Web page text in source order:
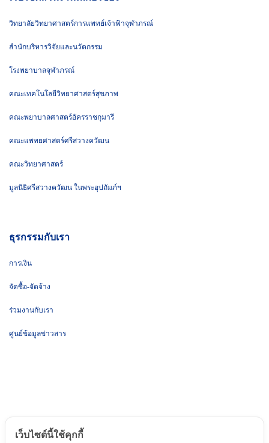
วิทยาลัยวิทยาศาสตร์การแพทย์เจ้าฟ้าจุฬาภรณ์
สำนักบริหารวิจัยและนวัตกรรม
โรงพยาบาลจุฬาภรณ์
คณะเทคโนโลยีวิทยาศาสตร์สุขภาพ
คณะพยาบาลศาสตร์อัครราชกุมารี
คณะแพทยศาสตร์ศรีสวางควัฒน
คณะวิทยาศาสตร์
มูลนิธิศรีสวางควัฒน ในพระอุปถัมภ์ฯ
ธุรกรรมกับเรา
การเงิน
จัดซื้อ-จัดจ้าง
ร่วมงานกับเรา
ศูนย์ข้อมูลข่าวสาร
เว็บไซต์นี้ใช้คุกกี้